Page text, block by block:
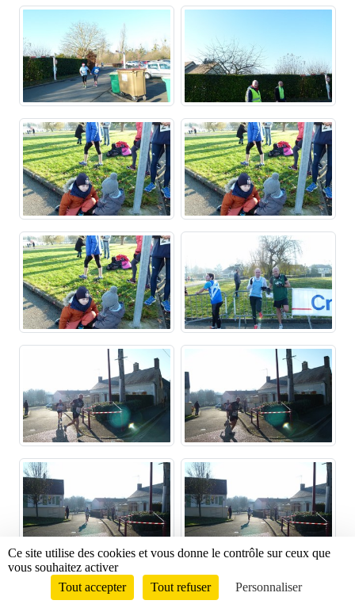
Envie de participer ? CONNEXION
Ce site utilise des cookies et vous donne le contrôle sur ceux que
vous souhaitez activer
Tout accepter
Tout refuser Personnaliser